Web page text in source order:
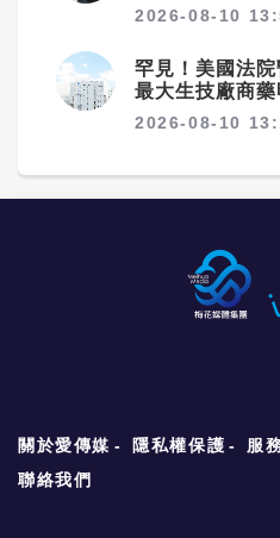
2026-08-10
罕見！美國法
最大生技廠商
2026-08-10
關於愛傳媒 隱私權保護 服
聯絡我們